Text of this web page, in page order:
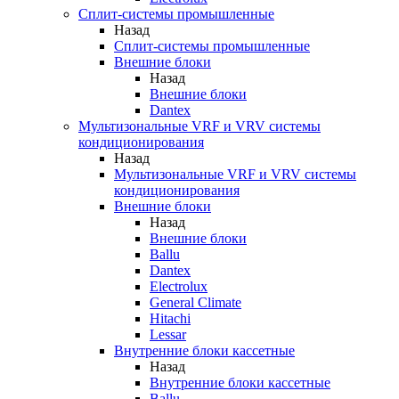
Сплит-системы промышленные
Назад
Сплит-системы промышленные
Внешние блоки
Назад
Внешние блоки
Dantex
Мультизональные VRF и VRV системы
кондиционирования
Назад
Мультизональные VRF и VRV системы
кондиционирования
Внешние блоки
Назад
Внешние блоки
Ballu
Dantex
Electrolux
General Climate
Hitachi
Lessar
Внутренние блоки кассетные
Назад
Внутренние блоки кассетные